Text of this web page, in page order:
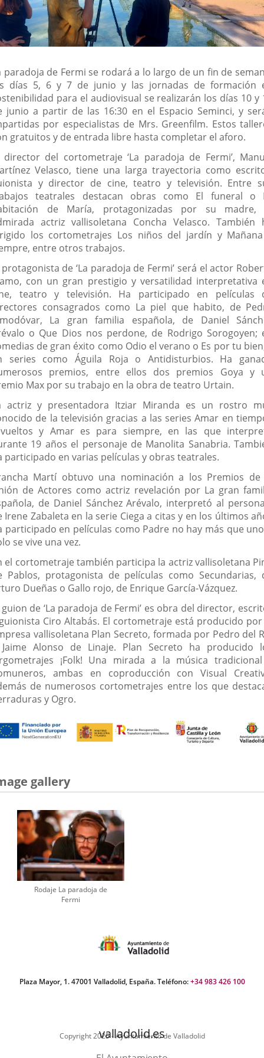
paradoja de Fermi se rodará a lo largo de un fin de
días 5, 6 y 7 de junio y las jornadas de formación
para el audiovisual se realizarán los días 10 y
junio a partir de las 16:30 en el Espacio Seminci, y
por especialistas de Mrs. Greenfilm. Estos
gratuitos y de entrada libre hasta completar el aforo.
director del cortometraje ‘La paradoja de Fermi’,
Velasco, tiene una larga trayectoria como
y director de cine, teatro y televisión. Entre
teatrales destacan obras como El funeral o
de María, protagonizadas por su madre,
actriz vallisoletana Concha Velasco. También
los cortometrajes Los niños del jardín y
entre otros trabajos.
protagonista de ‘La paradoja de Fermi’ será el actor
con un gran prestigio y versatilidad interpretativa
teatro y televisión. Ha participado en películas
consagrados como La piel que habito, de
La gran familia española, de Daniel
o Que Dios nos perdone, de Rodrigo Sorogoyen;
de gran éxito como Odio el verano o Es por tu
series como Águila Roja o Antidisturbios. Ha
premios, entre ellos dos premios Goya y
Max por su trabajo en la obra de teatro Urtain.
actriz y presentadora Itziar Miranda es un rostro
de la televisión gracias a las series Amar en
y Amar es para siempre, en las que
19 años el personaje de Manolita Sanabria.
participado en varias películas y obras teatrales.
Martí obtuvo una nominación a los Premios de
de Actores como actriz revelación por La gran
de Daniel Sánchez Arévalo, interpretó al
Irene Zabaleta en la serie Ciega a citas y en los últimos
participado en películas como Padre no hay más que
se vive una vez.
el cortometraje también participa la actriz vallisoletana
Pablos, protagonista de películas como Secundarias,
Dueñas o Gallo rojo, de Enrique García-Vázquez.
guion de ‘La paradoja de Fermi’ es obra del director,
Ciro Altabás. El cortometraje está producido
vallisoletana Plan Secreto, formada por Pedro del
Alonso de Linaje. Plan Secreto ha producido
¡Folk! Una mirada a la música
ambas en coproducción con Visual
de numerosos cortometrajes entre los que
y Ogro.
gallery
Rodaje La paradoja de
Fermi
Plaza Mayor, 1. 47001 Valladolid, España. Teléfono:+34 983 426 100
Copyright 2025 - Ayuntamiento de Valladolid
valladolid.es